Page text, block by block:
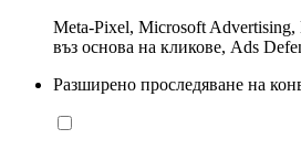
Meta-Pixel, Microsoft
въз основа на кликове, Ads
Разширено проследяване на